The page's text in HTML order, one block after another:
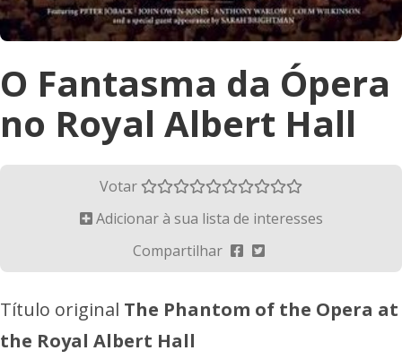
O Fantasma da Ópera
no Royal Albert Hall
Votar
Adicionar à sua lista de interesses
Compartilhar
Título original The Phantom of the Opera at
the Royal Albert Hall